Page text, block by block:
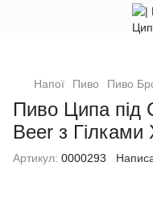
Напої Пиво Пиво
Пиво Ципа під
Beer з Гілками
Артикул: 0000293